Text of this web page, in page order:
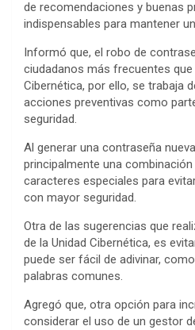
de recomendaciones y buenas
indispensables para mantener
Informó que, el robo de
ciudadanos más frecuentes que
Cibernética, por ello, se trabaja
acciones preventivas como
seguridad.
Al generar una contraseña
principalmente una
caracteres especiales para
con mayor seguridad.
Otra de las sugerencias que
de la Unidad Cibernética, es
puede ser fácil de adivinar,
palabras comunes.
Agregó que, otra opción para
considerar el uso de un gestor